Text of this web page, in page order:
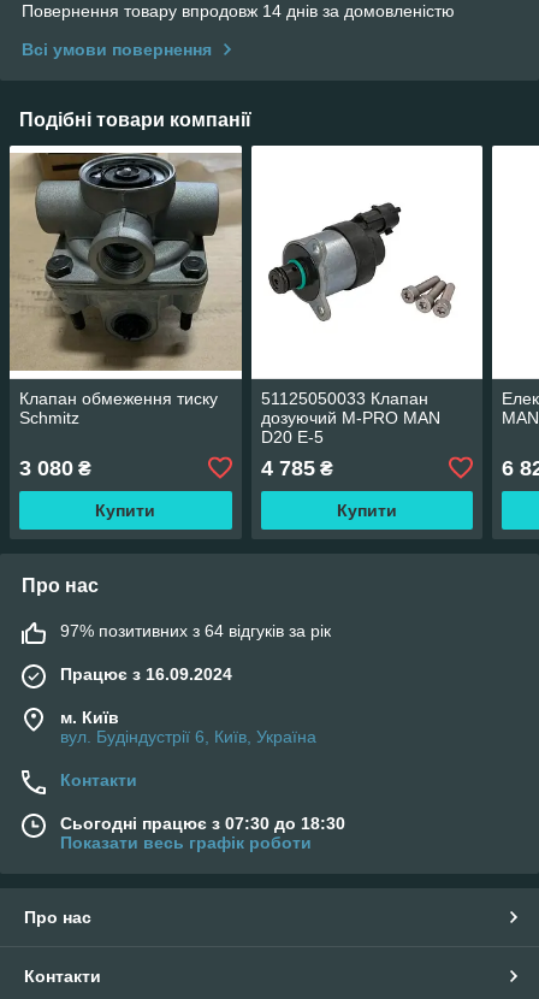
Повернення товару впродовж 14 днів за домовленістю
Всі умови повернення
Подібні товари компанії
Клапан обмеження тиску
Schmitz
3 080 ₴
Купити
51125050033 Клапан
дозуючий M-PRO MAN
D20 E-5
4 785₴
Купити
6
Про нас
97% позитивних з 64 відгуків за рік
Працює з 16.09.2024
м. Київ
вул. Будіндустрії 6, Київ, Україна
Контакти
Сьогодні працює з 07:30 до 18:30
Показати весь графік роботи
Про нас
Контакти